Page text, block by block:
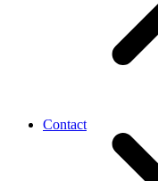
Contact